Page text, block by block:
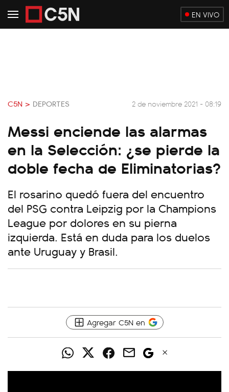
EN VIVO
C5N > DEPORTES 2 de noviembre 2021 - 08:19
Messi enciende las alarmas
en la Selección: ¿se pierde la
doble fecha de Eliminatorias?
El rosarino quedó fuera del encuentro
del PSG contra Leipzig por la Champions
League por dolores en su pierna
izquierda. Está en duda para los duelos
ante Uruguay y Brasil.
Agregar C5N en